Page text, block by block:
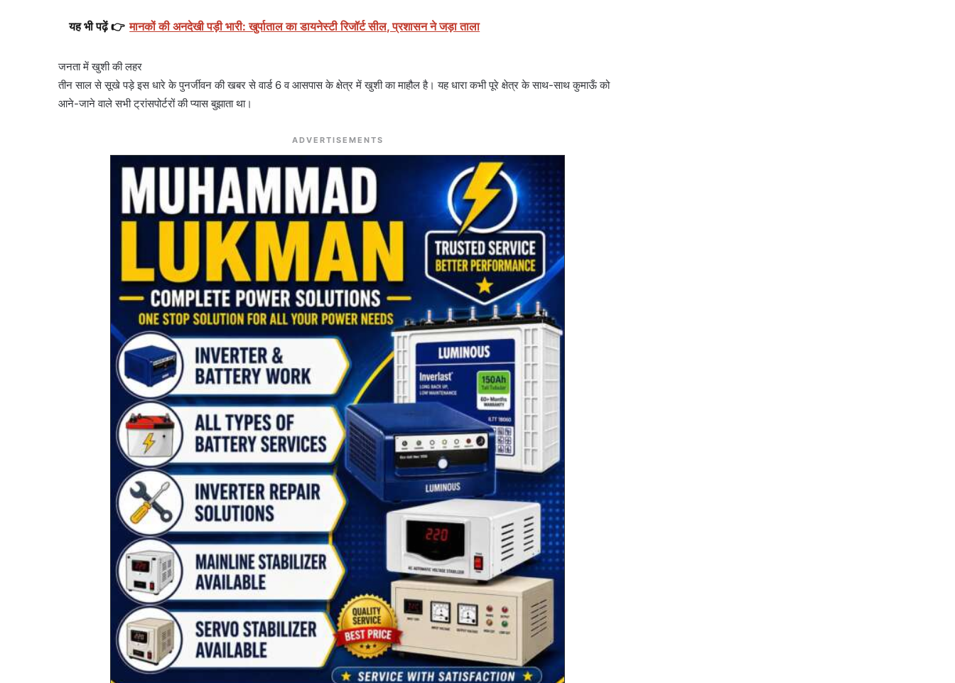
यह भी पढ़ें 👉 मानकों की अनदेखी पड़ी भारी: खुर्पाताल का डायनेस्टी रिजॉर्ट सील, प्रशासन ने जड़ा ताला
जनता में खुशी की लहर
तीन साल से सूखे पड़े इस धारे के पुनर्जीवन की खबर से वार्ड 6 व आसपास के क्षेत्र में खुशी का माहौल है। यह धारा कभी पूरे क्षेत्र के साथ-साथ कुमाऊँ को
आने-जाने वाले सभी ट्रांसपोर्टरों की प्यास बुझाता था।
ADVERTISEMENTS